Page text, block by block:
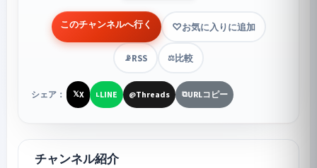
このチャンネルへ行く お気に入りに追加
📡RSS ⚖️比較
シェア： 𝕏X LLINE @Threads ⧉URLコピー
チャンネル紹介